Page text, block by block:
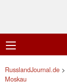
RusslandJournal.de >
Moskau